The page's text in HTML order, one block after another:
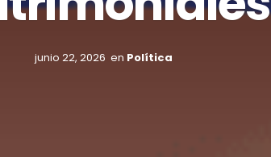
junio 22, 2026 en Política